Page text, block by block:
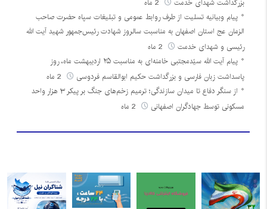
بزرگداشت شهدای خدمت
پیام وبیانیه تسلیت از طرف روابط عمومی و تبلیغات سپاه حضرت صاحب
الزمان عج استان اصفهان به مناسبت سالروز شهادت رئیس‌جمهور شهید آیت الله
رئیسی و شهدای خدمت
پیام آیت الله سیّدمجتبی خامنه‌ای به مناسبت ۲۵ اردیبهشت ماه، روز
پاسداشت زبان فارسی و بزرگداشت حکیم ابوالقاسم فردوسی
از سنگر دفاع تا میدان سازندگی؛ ترمیم زخم‌های جنگ بر پیکر ۳ هزار واحد
مسکونی توسط جهادگران اصفهانی